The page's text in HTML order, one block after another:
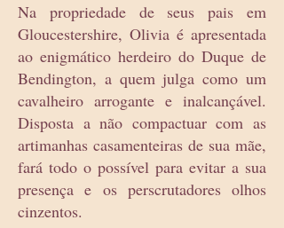
Na propriedade de seus pais em
Gloucestershire, Olivia é apresentada
ao enigmático herdeiro do Duque de
Bendington, a quem julga como um
cavalheiro arrogante e inalcançável.
Disposta a não compactuar com as
artimanhas casamenteiras de sua mãe,
fará todo o possível para evitar a sua
presença e os perscrutadores olhos
cinzentos.